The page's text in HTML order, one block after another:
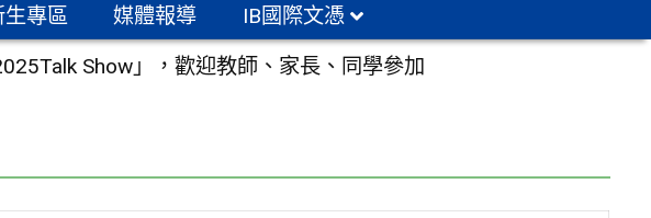
生專區 媒體報導 IB國際文憑
Show」，歡迎教師、家長、同學參加